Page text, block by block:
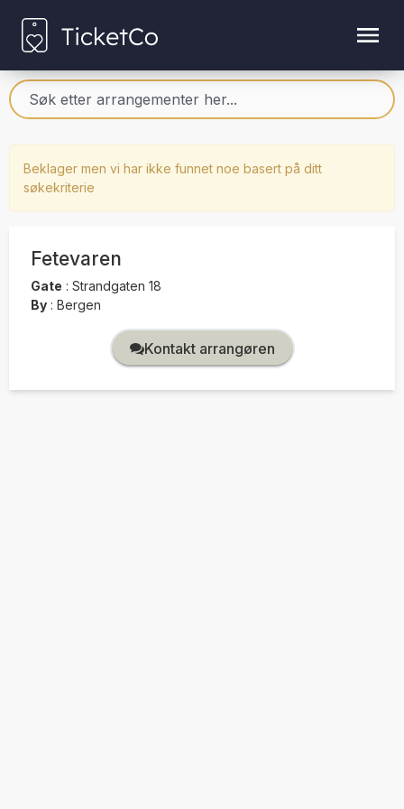
Beklager men vi har ikke funnet noe basert på ditt
søkekriterie
Fetevaren
Gate : Strandgaten 18
By : Bergen
Kontakt arrangøren